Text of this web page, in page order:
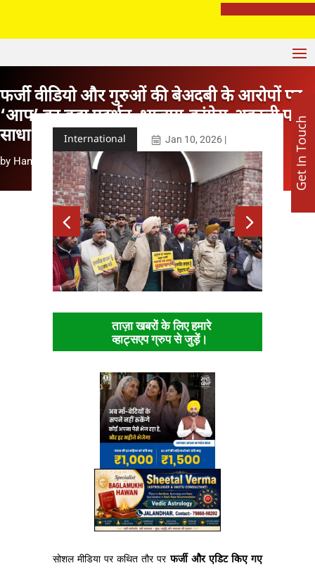
फर्जी वीडियो और गुरुओं की बेअदबी के आरोपों पर
‘आप’ का बड़ा प्रदर्शन, भाजपा-कांग्रेस-अकाली पर
साधा निशाना
by Hanesh Mehta|Jan 10, 2026|International
International Jan 10, 2026|
ताज़ा खबरों के लिए हमारे
व्हाट्सएप ग्रुप से जुड़ें।
सोशल मीडिया पर कथित तौर पर फर्जी और एडिट किए गए
Get In Touch